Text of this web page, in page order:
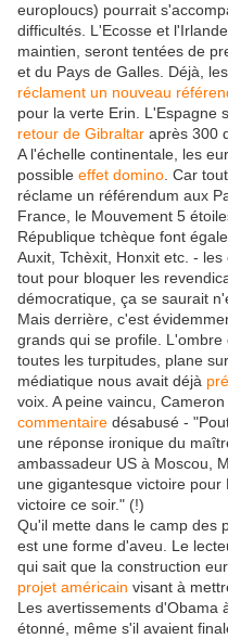
europloucs) pourrait
difficultés. L'Ecosse et
maintien, seront tentées de
et du Pays de Galles. Déjà,
réclament un nouveau
pour la verte Erin. L'Espagne
retour de Gibraltar après 300
A l'échelle continentale, les
possible effet domino . Car
réclame un référendum aux
France, le Mouvement 5
République tchèque font
Auxit, Tchèxit, Honxit etc. -
tout pour bloquer les
démocratique, ça se saurait
Mais derrière, c'est
grands qui se profile.
toutes les turpitudes, plane
médiatique nous avait déjà
voix. A peine vaincu,
commentaire désabusé -
une réponse ironique du
ambassadeur US à Moscou,
une gigantesque victoire
victoire ce soir." (!)
Qu'il mette dans le camp des
est une forme d'aveu. Le
qui sait que la construction
projet américain visant à
Les avertissements d'Obama
étonné, même s'il avaient